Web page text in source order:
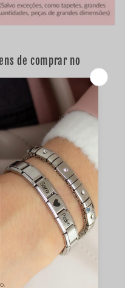
de comprar no